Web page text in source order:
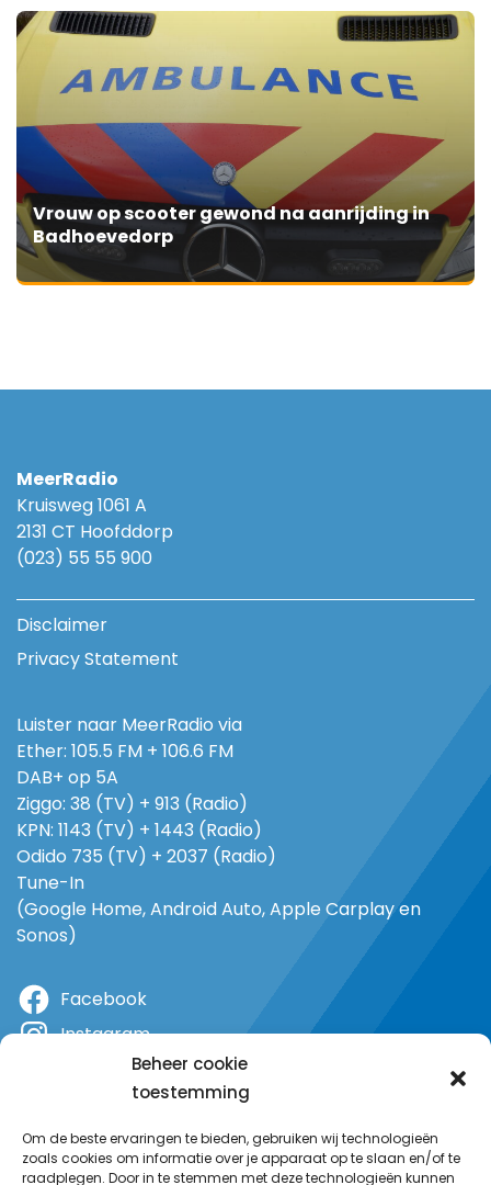
Beheer cookie
toestemming
Om de beste ervaringen te bieden, gebruiken wij technologieën
zoals cookies om informatie over je apparaat op te slaan en/of te
raadplegen. Door in te stemmen met deze technologieën kunnen
Vrouw op scooter gewond na aanrijding in
Badhoevedorp
MeerRadio
Kruisweg 1061 A
2131 CT Hoofddorp
(023) 55 55 900
Disclaimer
Privacy Statement
Luister naar MeerRadio via
Ether: 105.5 FM + 106.6 FM
DAB+ op 5A
Ziggo: 38 (TV) + 913 (Radio)
KPN: 1143 (TV) + 1443 (Radio)
Odido 735 (TV) + 2037 (Radio)
Tune-In
(Google Home, Android Auto, Apple Carplay en
Sonos)
Facebook
Instagram
YouTube